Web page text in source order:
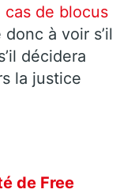
cas de blocus
donc à voir s’il
décidera
la justice
de Free